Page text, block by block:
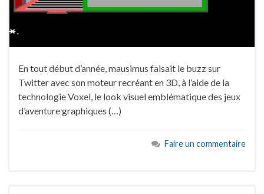
En tout début d’année, mausimus faisait le buzz sur
Twitter avec son moteur recréant en 3D, à l’aide de la
technologie Voxel, le look visuel emblématique des jeux
d’aventure graphiques (…)
Faire un commentaire